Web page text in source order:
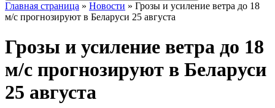
Главная страница » Новости » Грозы и усиление ветра до 18
м/с прогнозируют в Беларуси 25 августа
Грозы и усиление ветра до 18
м/с прогнозируют в Беларуси
25 августа